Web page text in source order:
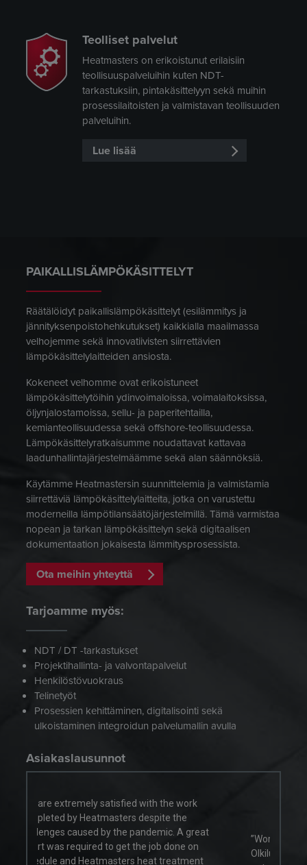
Teolliset palvelut
Heatmasters on erikoistunut erilaisiin
teollisuuspalveluihin kuten NDT-
tarkastuksiin, pintakäsittelyyn sekä muihin
prosessilaitoisten ja valmistavan teollisuuden
palveluihin.
Lue lisää
PAIKALLISLÄMPÖKÄSITTELYT
Räätälöidyt paikallislämpökäsittelyt (esilämmitys ja
jännityksenpoistohehkutukset) kaikkialla maailmassa
velhojemme sekä innovatiivisten siirrettävien
lämpökäsittelylaitteiden ansiosta.
Kokeneet velhomme ovat erikoistuneet
lämpökäsittelytöihin ydinvoimaloissa, voimalaitoksissa,
öljynjalostamoissa, sellu- ja paperitehtailla,
kemianteollisuudessa sekä offshore-teollisuudessa.
Lämpökäsittelyratkaisumme noudattavat kattavaa
laadunhallintajärjestelmäämme sekä alan säännöksiä.
Käytämme Heatmastersin suunnittelemia ja valmistamia
siirrettäviä lämpökäsittelylaitteita, jotka on varustettu
moderneilla lämpötilansäätöjärjestelmillä. Tämä varmistaa
nopean ja tarkan lämpökäsittelyn sekä digitaalisen
dokumentaation jokaisesta lämmitysprosessista.
Ota meihin yhteyttä
Tarjoamme myös:
NDT / DT -tarkastukset
Projektihallinta- ja valvontapalvelut
Henkilöstövuokraus
Telinetyöt
Prosessien kehittäminen, digitalisointi sekä
ulkoistaminen integroidun palvelumallin avulla
Asiakaslausunnot
A great
”Working with the Heatmasters team at
Olkiluoto Nuclear Power Plant during the annual